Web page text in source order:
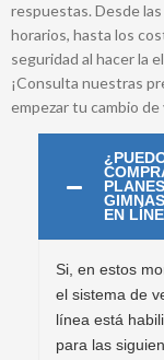
respuestas. Desde
horarios, hasta los
seguridad al hacer la
¡Consulta nuestras
empezar tu cambio de
EN
Si, en estos
el sistema de
línea está
para las